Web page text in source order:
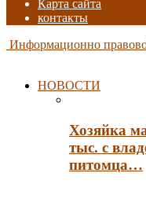
Карта сайта
контакты
Информационно
НОВОСТИ
Хозяйка
тыс. с
питомца…